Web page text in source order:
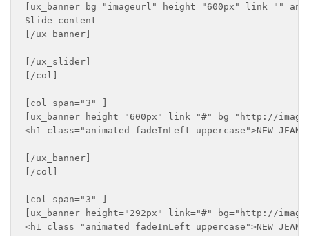
[ux_banner bg="imageurl" height="600px" link=""
Slide content
[/ux_banner]
[/ux_slider]
[/col]
[col span="3" ]
[ux_banner height="600px" link="#" bg="http://
<h1 class="animated fadeInLeft uppercase">NEW JEANS
[/ux_banner]
[/col]
[col span="3" ]
[ux_banner height="292px" link="#" bg="http://
<h1 class="animated fadeInLeft uppercase">NEW JEANS